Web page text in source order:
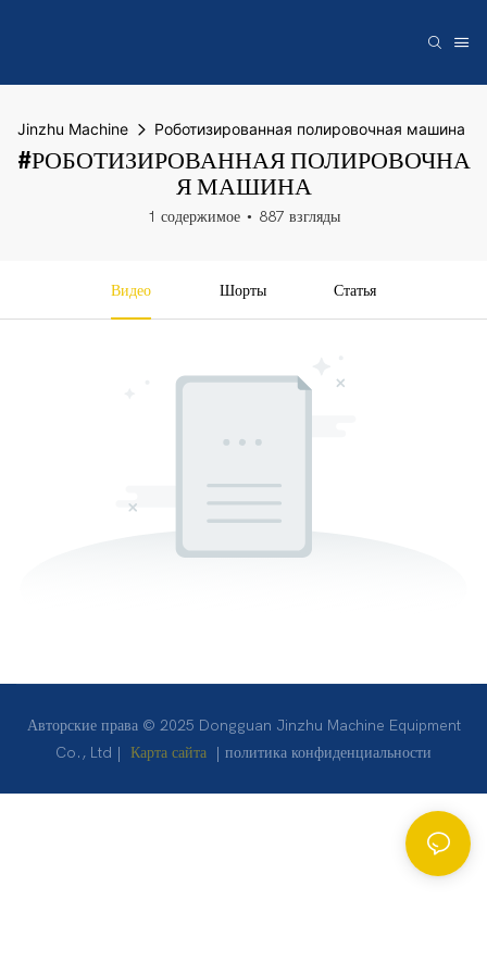
Jinzhu Machine Роботизированная полировочная машина
#РОБОТИЗИРОВАННАЯ ПОЛИРОВОЧНА
Я МАШИНА
1 содержимое 887 взгляды
Видео Шорты Статья
Авторские права © 2025 Dongguan Jinzhu Machine Equipment
Co., Ltd | Карта сайта | политика конфиденциальности